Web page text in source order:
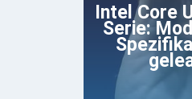
Intel Core
Serie: